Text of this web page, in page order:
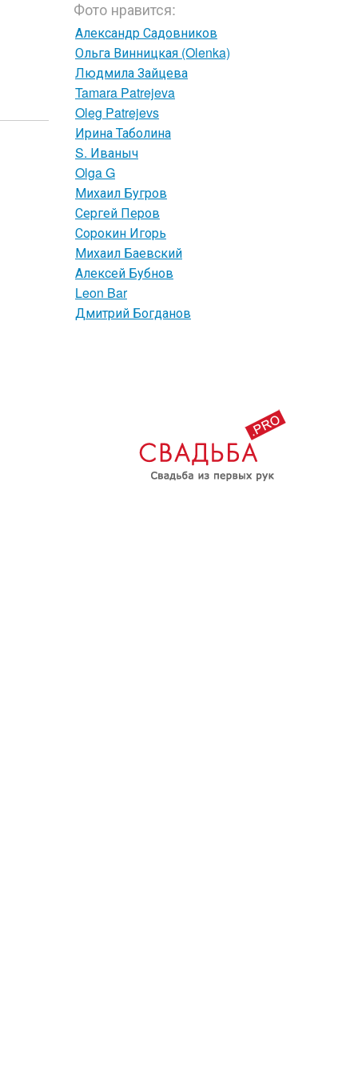
Фото нравится:
Александр Садовников
Ольга Винницкая (Olenka)
Людмила Зайцева
Tamara Patrejeva
Oleg Patrejevs
Ирина Таболина
S. Иваныч
Olga G
Михаил Бугров
Сергей Перов
Сорокин Игорь
Михаил Баевский
Алексей Бубнов
Leon Bar
Дмитрий Богданов